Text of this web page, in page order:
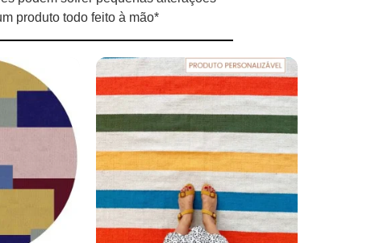
produto todo feito à mão*